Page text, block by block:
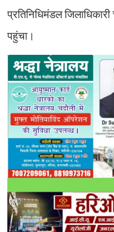
प्रतिनिधिमंडल
पहुंचा।